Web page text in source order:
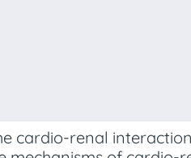
cardio-renal